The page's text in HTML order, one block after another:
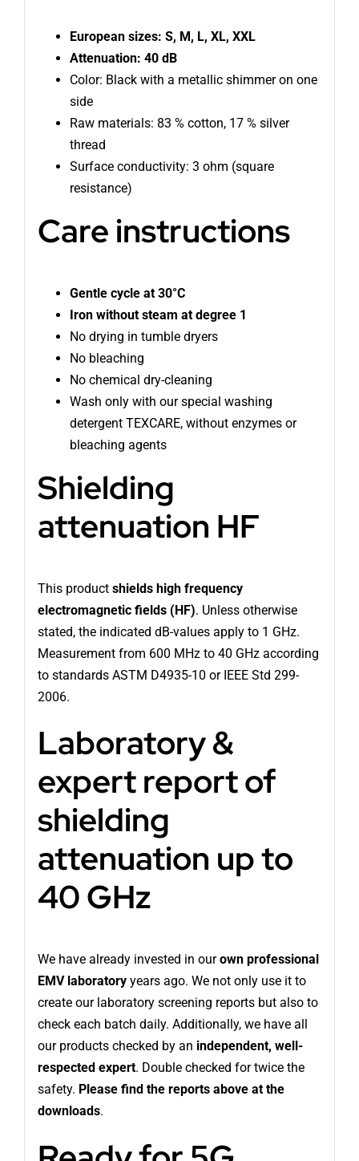
European sizes: S, M, L, XL, XXL
Attenuation: 40 dB
Color: Black with a metallic shimmer on one
side
Raw materials: 83 % cotton, 17 % silver
thread
Surface conductivity: 3 ohm (square
resistance)
Care instructions
Gentle cycle at 30°C
Iron without steam at degree 1
No drying in tumble dryers
No bleaching
No chemical dry-cleaning
Wash only with our special washing
detergent TEXCARE, without enzymes or
bleaching agents
Shielding
attenuation HF
This product shields high frequency
electromagnetic fields (HF). Unless otherwise
stated, the indicated dB-values apply to 1 GHz.
Measurement from 600 MHz to 40 GHz according
to standards ASTM D4935-10 or IEEE Std 299-
2006.
Laboratory &
expert report of
shielding
attenuation up to
40 GHz
We have already invested in ourown professional
EMV laboratoryyears ago. We not only use it to
create our laboratory screening reports but also to
check each batch daily. Additionally, we have all
our products checked by an independent, well-
respected expert. Double checked for twice the
safety. Please find the reports above at the
downloads.